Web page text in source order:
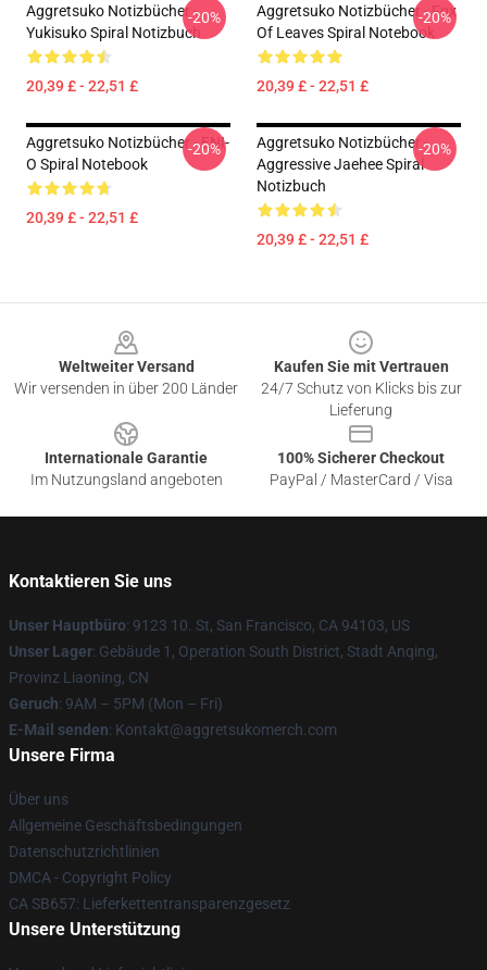
Aggretsuko Notizbücher -
Yukisuko Spiral Notizbuch
20,39 £ - 22,51 £
-20%
Aggretsuko Notizbücher - Fox
Of Leaves Spiral Notebook
20,39 £ - 22,51 £
-20%
Aggretsuko Notizbücher - ENI-
O Spiral Notebook
20,39 £ - 22,51 £
-20%
Aggretsuko Notizbücher -
Aggressive Jaehee Spiral
Notizbuch
20,39 £ - 22,51 £
-20%
Weltweiter Versand
Wir versenden in über 200 Länder
Kaufen Sie mit Vertrauen
24/7 Schutz von Klicks bis zur
Lieferung
Internationale Garantie
Im Nutzungsland angeboten
100% Sicherer Checkout
PayPal / MasterCard / Visa
Kontaktieren Sie uns
Unser Hauptbüro: 9123 10. St, San Francisco, CA 94103, US
Unser Lager: Gebäude 1, Operation South District, Stadt Anqing,
Provinz Liaoning, CN
Geruch: 9AM – 5PM (Mon – Fri)
E-Mail senden: Kontakt@aggretsukomerch.com
Unsere Firma
Über uns
Allgemeine Geschäftsbedingungen
Datenschutzrichtlinien
DMCA - Copyright Policy
CA SB657: Lieferkettentransparenzgesetz
Unsere Unterstützung